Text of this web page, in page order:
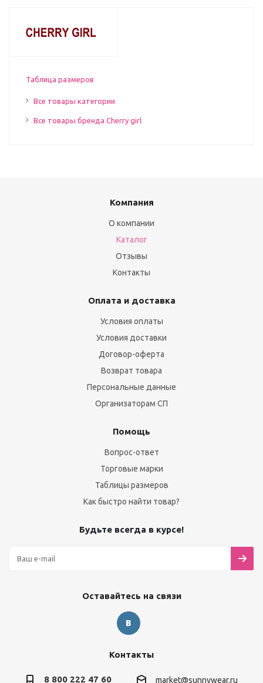
Таблица размеров
Все товары категории
Все товары бренда Cherry girl
Компания
О компании
Каталог
Отзывы
Контакты
Оплата и доставка
Условия оплаты
Условия доставки
Договор-оферта
Возврат товара
Персональные данные
Организаторам СП
Помощь
Вопрос-ответ
Торговые марки
Таблицы размеров
Как быстро найти товар?
Будьте всегда в курсе!
Оставайтесь на связи
Контакты
8 800 222 47 60 market@sunnywear.ru